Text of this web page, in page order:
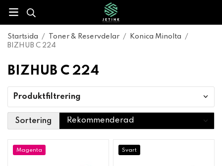
Startsida / Toner & Reservdelar / Konica Minolta
/
BIZHUB C 224
BIZHUB C 224
Produktfiltrering
Sortering
Magenta Svart